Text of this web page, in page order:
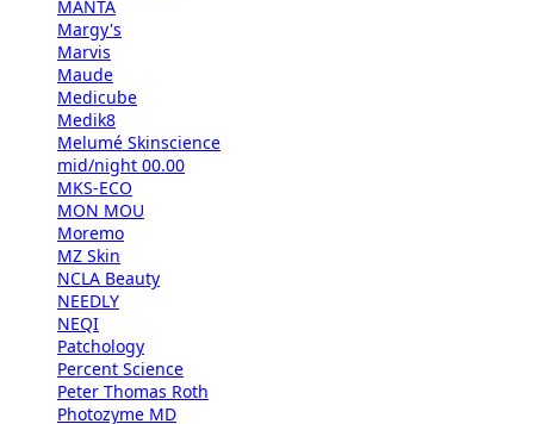
MANTA
Margy's
Marvis
Maude
Medicube
Medik8
Melumé Skinscience
mid/night 00.00
MKS-ECO
MON MOU
Moremo
MZ Skin
NCLA Beauty
NEEDLY
NEQI
Patchology
Percent Science
Peter Thomas Roth
Photozyme MD